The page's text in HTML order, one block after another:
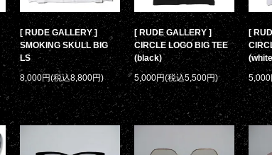
[ RUDE GALLERY ]
SMOKING SKULL BIG
LS
8,000円(税込8,800円)
[ RUDE GALLERY ]
CIRCLE LOGO BIG TEE
(black)
5,000円(税込5,500円)
[